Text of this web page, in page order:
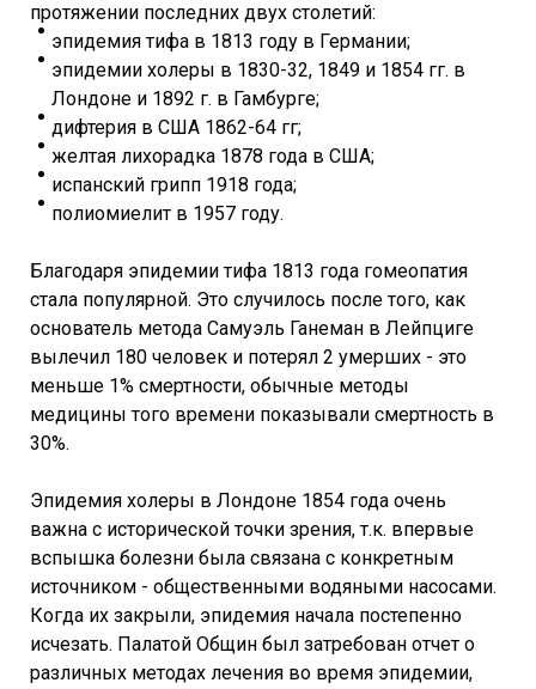
протяжении последних двух столетий:
эпидемия тифа в 1813 году в Германии;
эпидемии холеры в 1830-32, 1849 и 1854 гг. в
Лондоне и 1892 г. в Гамбурге;
дифтерия в США 1862-64 гг;
желтая лихорадка 1878 года в США;
испанский грипп 1918 года;
полиомиелит в 1957 году.
Благодаря эпидемии тифа 1813 года гомеопатия
стала популярной. Это случилось после того, как
основатель метода Самуэль Ганеман в Лейпциге
вылечил 180 человек и потерял 2 умерших - это
меньше 1% смертности, обычные методы
медицины того времени показывали смертность в
30%.
Эпидемия холеры в Лондоне 1854 года очень
важна с исторической точки зрения, т.к. впервые
вспышка болезни была связана с конкретным
источником - общественными водяными насосами.
Когда их закрыли, эпидемия начала постепенно
исчезать. Палатой Общин был затребован отчет о
различных методах лечения во время эпидемии,